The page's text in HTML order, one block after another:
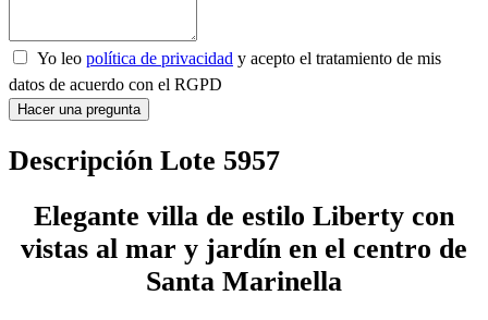
Yo leo política de privacidad y acepto el tratamiento de mis
datos de acuerdo con el RGPD
Hacer una pregunta
Descripción Lote 5957
Elegante villa de estilo Liberty con
vistas al mar y jardín en el centro de
Santa Marinella